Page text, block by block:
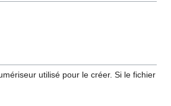
utilisé pour le créer. Si le fichier